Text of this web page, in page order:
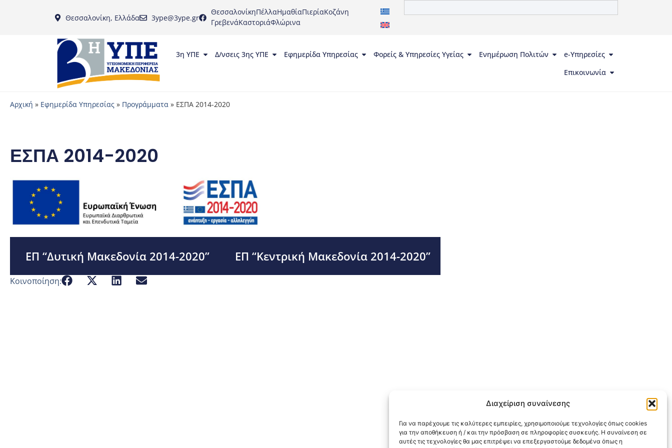
Διαχείριση συναίνεσης
Για να παρέχουμε τις καλύτερες εμπειρίες, χρησιμοποιούμε τεχνολογίες όπως cookies
για την αποθήκευση ή / και την πρόσβαση σε πληροφορίες συσκευής. Η συναίνεση σε
αυτές τις τεχνολογίες θα μας επιτρέψει να επεξεργαστούμε δεδομένα όπως η
Θεσσαλονίκη, Ελλάδα 3ype@3ype.gr
ΘεσσαλονίκηΠέλλαΗμαθίαΠιερίαΚοζάνη
ΓρεβενάΚαστοριάΦλώρινα
3η ΥΠΕ Δ/νσεις 3ης ΥΠΕ Εφημερίδα Υπηρεσίας Φορείς & Υπηρεσίες Υγείας Ενημέρωση Πολιτών
e-Υπηρεσίες
Επικοινωνία
Αρχική » Εφημερίδα Υπηρεσίας » Προγράμματα » ΕΣΠΑ 2014-2020
ΕΣΠΑ 2014-2020
ΕΠ “Δυτική Μακεδονία 2014-2020” ΕΠ “Κεντρική Μακεδονία 2014-2020”
Κοινοποίηση: